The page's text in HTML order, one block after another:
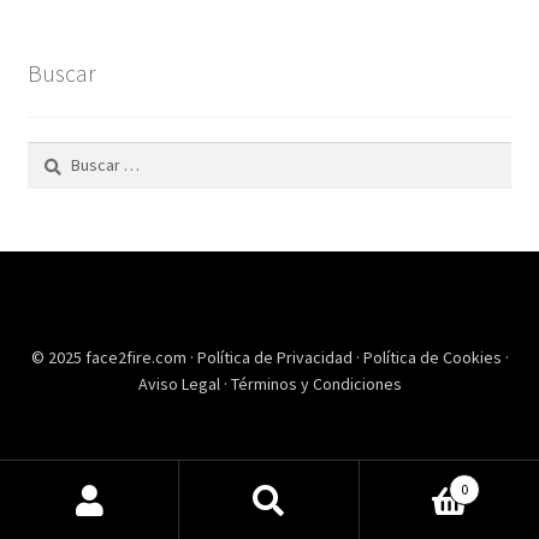
Buscar
© 2025 face2fire.com · Política de Privacidad · Política de Cookies ·
Aviso Legal · Términos y Condiciones
0